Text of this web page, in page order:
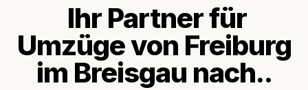
Ihr Partner für
Umzüge von Freiburg
im Breisgau nach..